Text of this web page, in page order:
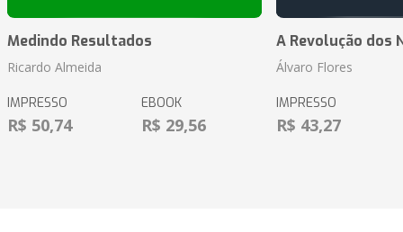
Medindo Resultados
Ricardo Almeida
IMPRESSO
R$ 50,74
EBOOK
R$ 29,56
A Revolução dos
Álvaro Flores
IMPRESSO
R$ 43,27